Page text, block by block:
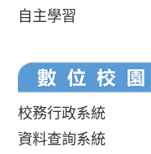
自主學習
校務行政系統
資料查詢系統